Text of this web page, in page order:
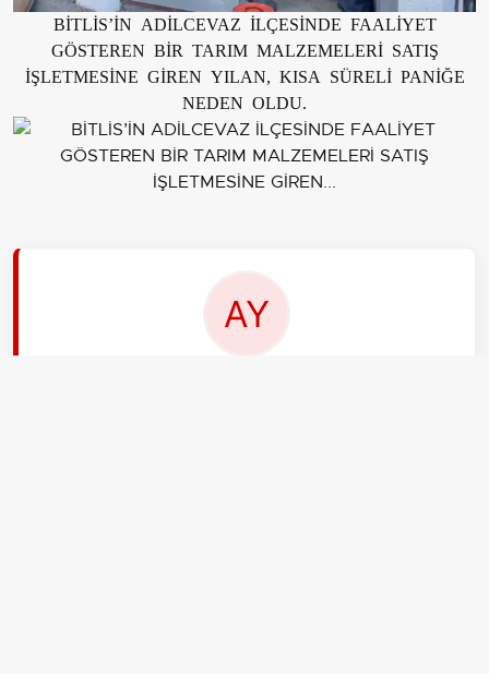
BİTLİS’İN ADİLCEVAZ İLÇESİNDE FAALİYET
GÖSTEREN BİR TARIM MALZEMELERİ SATIŞ
İŞLETMESİNE GİREN YILAN, KISA SÜRELİ PANİĞE
NEDEN OLDU.